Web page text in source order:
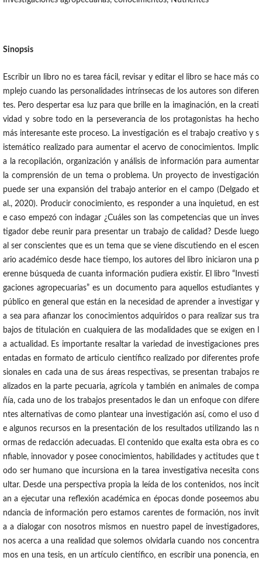
Sinopsis
Escribir un libro no es tarea fácil, revisar y editar el libro se hace más co
mplejo cuando las personalidades intrínsecas de los autores son diferen
tes. Pero despertar esa luz para que brille en la imaginación, en la creati
vidad y sobre todo en la perseverancia de los protagonistas ha hecho
más interesante este proceso. La investigación es el trabajo creativo y s
istemático realizado para aumentar el acervo de conocimientos.​ Implic
a la recopilación, organización y análisis de información para aumentar
la comprensión de un tema o problema. Un proyecto de investigación
puede ser una expansión del trabajo anterior en el campo (Delgado et
al., 2020). Producir conocimiento, es responder a una inquietud, en est
e caso empezó con indagar ¿Cuáles son las competencias que un inves
tigador debe reunir para presentar un trabajo de calidad? Desde luego
al ser conscientes que es un tema que se viene discutiendo en el escen
ario académico desde hace tiempo, los autores del libro iniciaron una p
erenne búsqueda de cuanta información pudiera existir. El libro “Investi
gaciones agropecuarias” es un documento para aquellos estudiantes y
público en general que están en la necesidad de aprender a investigar y
a sea para afianzar los conocimientos adquiridos o para realizar sus tra
bajos de titulación en cualquiera de las modalidades que se exigen en l
a actualidad. Es importante resaltar la variedad de investigaciones pres
entadas en formato de articulo científico realizado por diferentes profe
sionales en cada una de sus áreas respectivas, se presentan trabajos re
alizados en la parte pecuaria, agrícola y también en animales de compa
ñía, cada uno de los trabajos presentados le dan un enfoque con difere
ntes alternativas de como plantear una investigación así, como el uso d
e algunos recursos en la presentación de los resultados utilizando las n
ormas de redacción adecuadas. El contenido que exalta esta obra es co
nfiable, innovador y posee conocimientos, habilidades y actitudes que t
odo ser humano que incursiona en la tarea investigativa necesita cons
ultar. Desde una perspectiva propia la leída de los contenidos, nos incit
an a ejecutar una reflexión académica en épocas donde poseemos abu
ndancia de información pero estamos carentes de formación, nos invit
a a dialogar con nosotros mismos en nuestro papel de investigadores,
nos acerca a una realidad que solemos olvidarla cuando nos concentra
mos en una tesis, en un artículo científico, en escribir una ponencia, en